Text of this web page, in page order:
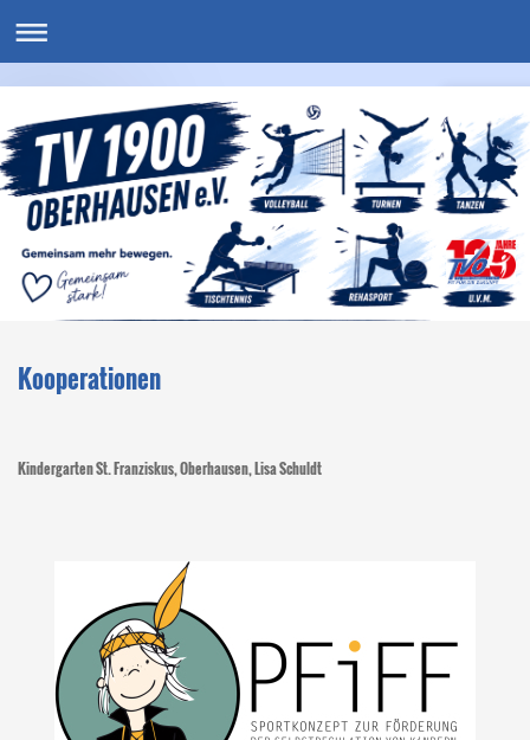
Kooperationen
Kindergarten St. Franziskus, Oberhausen, Lisa Schuldt